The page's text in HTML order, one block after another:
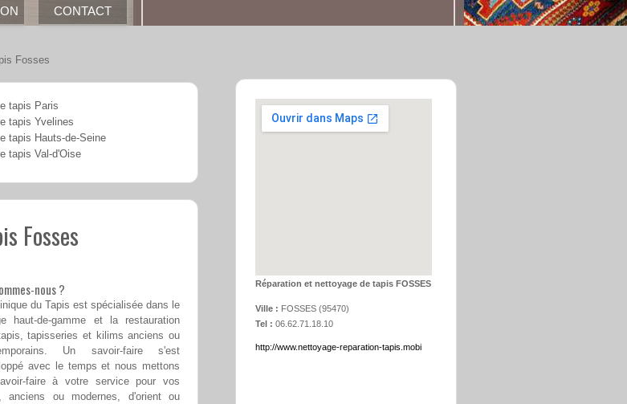
CONTACT
Fosses
tapis Paris
tapis Yvelines
tapis Hauts-de-Seine
tapis Val-d'Oise
Fosses
nous ?
du Tapis est spécialisée dans le
haut-de-gamme et la restauration
tapisseries et kilims anciens ou
Un savoir-faire s'est
avec le temps et nous mettons
faire à votre service pour vos
anciens ou modernes, d'orient ou
Réparation et nettoyage de tapis FOSSES
Ville : FOSSES (95470)
Tel : 06.62.71.18.10
http://www.nettoyage-reparation-tapis.mobi